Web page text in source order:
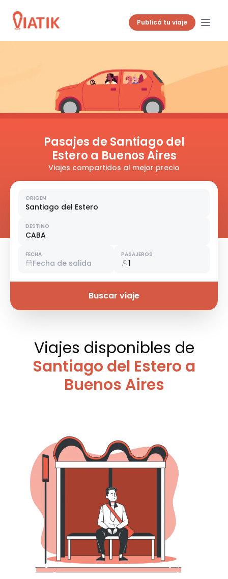
Publicá tu viaje
Pasajes de Santiago del
Estero a Buenos Aires
Viajes compartidos al mejor precio
ORIGEN
Santiago del Estero
DESTINO
CABA
FECHA
Fecha de salida
PASAJEROS
1
Buscar viaje
Viajes disponibles de
Santiago del Estero a
Buenos Aires